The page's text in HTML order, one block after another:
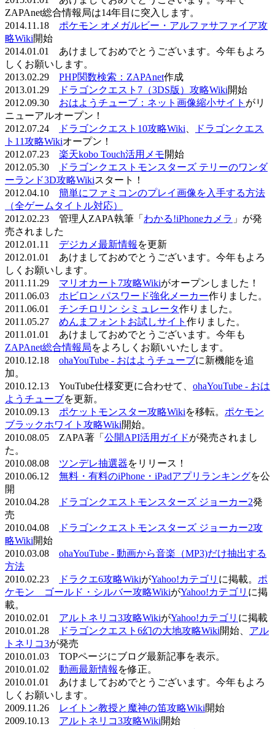
ZAPAnet総合情報局は14年目に突入します。
2014.11.18 ポケモン オメガルビー・アルファサファイア攻
略Wiki開始
2014.01.01 あけましておめでとうございます。今年もよろ
しくお願いします。
2013.02.29 PHP関数検索：ZAPAnet作成
2013.01.29
ドラゴンクエスト7（3DS版）攻略Wiki開始
2012.09.30 おはようチューブ：ネット画像縮小サイト がリ
ニューアルオープン！
2012.07.24
ドラゴンクエスト10攻略Wiki
ドラゴンクエス
ト11攻略Wikiオープン！
2012.07.23 楽天kobo Touch活用メモ開始
2012.05.30
ドラゴンクエストモンスターズ テリーのワンダ
ーランド3D攻略Wikiスタート！
2012.04.10 簡単にファミコンのプレイ画像を入手する方法
（全ゲームタイトル対応）
2012.02.23 管理人ZAPA執筆「 わかる!iPhoneカメラ 」が発
売されました
2012.01.11 デジカメ最新情報 を更新
2012.01.01 あけましておめでとうございます。今年もよろ
しくお願いします。
2011.11.29 マリオカート7攻略Wikiがオープンしました！
2011.06.03 ホビロン パスワード強化メーカー作りました。
2011.06.01 チンチロリン シミュレータ作りました。
2011.05.27 めんまフォントお試しサイト 作りました。
2011.01.01 あけましておめでとうございます。今年も
ZAPAnet総合情報局をよろしくお願いいたします。
2010.12.18 ohaYouTube - おはようチューブに新機能を追
加。
2010.12.13 YouTube仕様変更に合わせて、 ohaYouTube - おは
ようチューブを更新。
2010.09.13 ポケットモンスター攻略Wikiを移転。 ポケモン
ブラックホワイト攻略Wiki開始。
2010.08.05 ZAPA著「 公開API活用ガイドが発売されまし
た。
2010.08.08 ツンデレ抽選器をリリース！
2010.06.12 無料・有料のiPhone・iPadアプリランキングを公
開
2010.04.28
ドラゴンクエストモンスターズ ジョーカー2発
売
2010.04.08
ドラゴンクエストモンスターズ ジョーカー2攻
略Wiki開始
2010.03.08 ohaYouTube - 動画から音楽（MP3)だけ抽出する
方法
2010.02.23
ドラクエ6攻略WikiがYahoo!カテゴリ に掲載。 ポ
ケモン ゴールド・シルバー攻略WikiがYahoo!カテゴリ に掲
載。
2010.02.01 アルトネリコ3攻略WikiがYahoo!カテゴリ に掲載
2010.01.28
ドラゴンクエスト6幻の大地攻略Wiki開始、 アル
トネリコ3が発売
2010.01.03 TOPページにブログ最新記事を表示。
2010.01.02 動画最新情報 を修正。
2010.01.01 あけましておめでとうございます。今年もよろ
しくお願いします。
2009.11.26
レイトン教授と魔神の笛攻略Wiki開始
2009.10.13 アルトネリコ3攻略Wiki開始